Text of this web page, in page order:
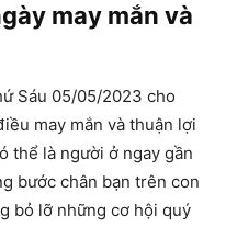
may mắn và
Sáu 05/05/2023 cho
may mắn và thuận lợi
thể là người ở ngay gần
bước chân bạn trên con
bỏ lỡ những cơ hội quý